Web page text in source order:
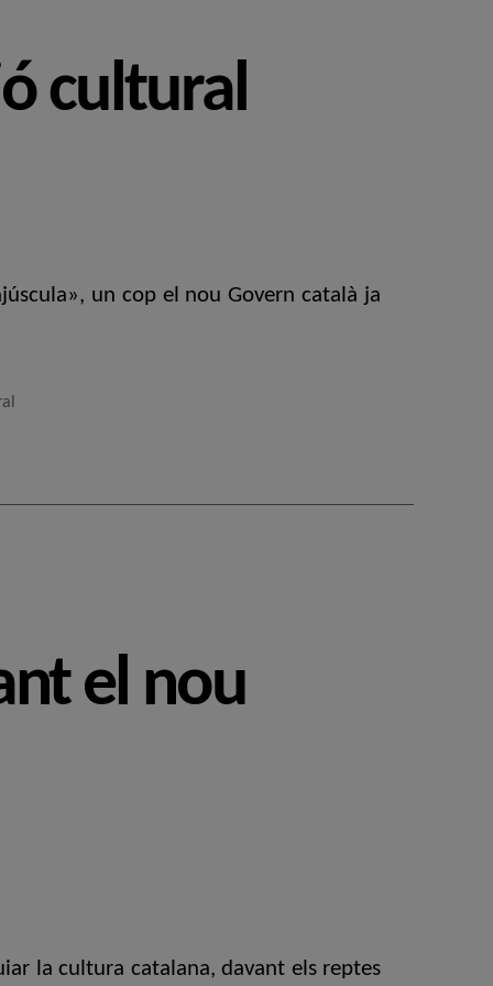
cultural
un cop el nou Govern català ja
el nou
la cultura catalana, davant els reptes